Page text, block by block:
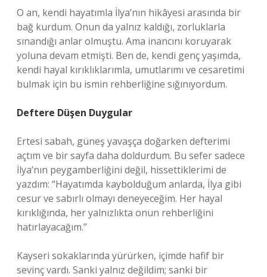
O an, kendi hayatımla İlya’nın hikâyesi arasında bir
bağ kurdum. Onun da yalnız kaldığı, zorluklarla
sınandığı anlar olmuştu. Ama inancını koruyarak
yoluna devam etmişti. Ben de, kendi genç yaşımda,
kendi hayal kırıklıklarımla, umutlarımı ve cesaretimi
bulmak için bu ismin rehberliğine sığınıyordum.
Deftere Düşen Duygular
Ertesi sabah, güneş yavaşça doğarken defterimi
açtım ve bir sayfa daha doldurdum. Bu sefer sadece
İlya’nın peygamberliğini değil, hissettiklerimi de
yazdım: “Hayatımda kaybolduğum anlarda, İlya gibi
cesur ve sabırlı olmayı deneyeceğim. Her hayal
kırıklığında, her yalnızlıkta onun rehberliğini
hatırlayacağım.”
Kayseri sokaklarında yürürken, içimde hafif bir
sevinç vardı. Sanki yalnız değildim; sanki bir